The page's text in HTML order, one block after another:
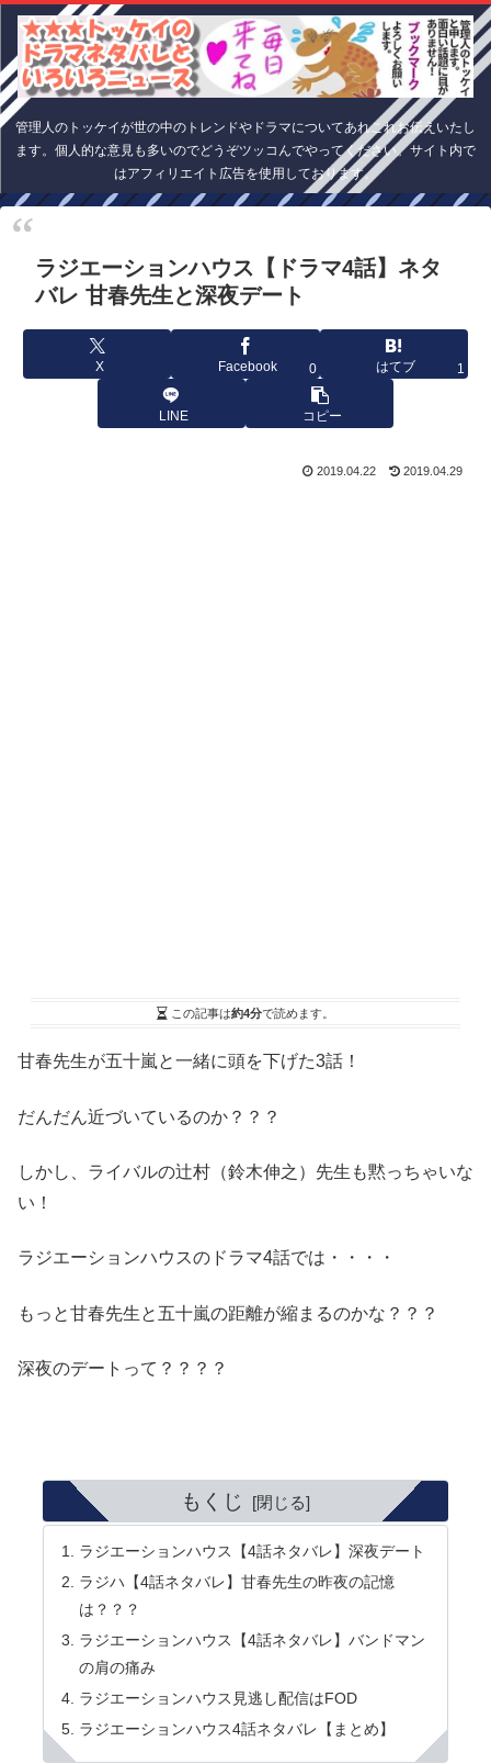
管理人のトッケイが世の中のトレンドやドラマについてあれこれお伝えいたし
ます。個人的な意見も多いのでどうぞツッコんでやってください。サイト内で
はアフィリエイト広告を使用しております。
ラジエーションハウス【ドラマ4話】ネタ
バレ 甘春先生と深夜デート
X Facebook 0 はてブ 1
LINE コピー
2019.04.22 2019.04.29
この記事は約4分で読めます。
甘春先生が五十嵐と一緒に頭を下げた3話！
だんだん近づいているのか？？？
しかし、ライバルの辻村（鈴木伸之）先生も黙っちゃいな
い！
ラジエーションハウスのドラマ4話では・・・・
もっと甘春先生と五十嵐の距離が縮まるのかな？？？
深夜のデートって？？？？
もくじ
ラジエーションハウス【4話ネタバレ】深夜デート
ラジハ【4話ネタバレ】甘春先生の昨夜の記憶
は？？？
ラジエーションハウス【4話ネタバレ】バンドマン
の肩の痛み
ラジエーションハウス見逃し配信はFOD
ラジエーションハウス4話ネタバレ【まとめ】